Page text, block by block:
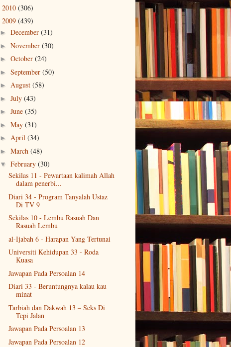
2010 (306)
2009 (439)
► December (31)
► November (30)
► October (24)
► September (50)
► August (58)
► July (43)
► June (35)
► May (31)
► April (34)
► March (48)
▼ February (30)
Sekilas 11 - Pewartaan kalimah Allah
dalam penerbi...
Diari 34 - Program Tanyalah Ustaz
Di TV 9
Sekilas 10 - Lembu Rasuah Dan
Rasuah Lembu
al-Ijabah 6 - Harapan Yang Tertunai
Universiti Kehidupan 33 - Roda
Kuasa
Jawapan Pada Persoalan 14
Diari 33 - Beruntungnya kalau kau
minat
Tarbiah dan Dakwah 13 – Seks Di
Tepi Jalan
Jawapan Pada Persoalan 13
Jawapan Pada Persoalan 12